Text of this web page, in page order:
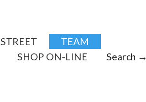
STREET
TEAM
SHOP ON-LINE Search →